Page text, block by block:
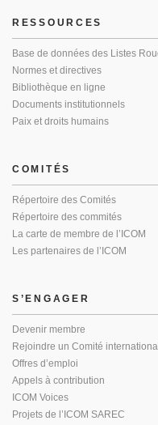
RESSOURCES
Base de données des Listes
Normes et directives
Bibliothèque en ligne
Documents institutionnels
Paix et droits humains
COMITÉS
Répertoire des Comités
Répertoire des commités
La carte de membre de l’ICOM
Les partenaires de l’ICOM
S’ENGAGER
Devenir membre
Rejoindre un Comité international
Offres d’emploi
Appels à contribution
ICOM Voices
Projets de l’ICOM SAREC